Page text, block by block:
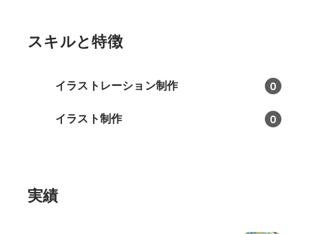
スキルと特徴
イラストレーション制作 0
イラスト制作 0
実績